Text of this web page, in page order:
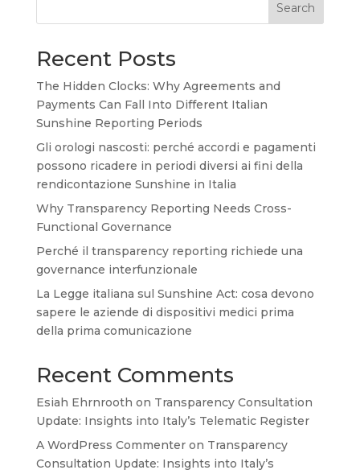
Search
Recent Posts
The Hidden Clocks: Why Agreements and
Payments Can Fall Into Different Italian
Sunshine Reporting Periods
Gli orologi nascosti: perché accordi e pagamenti
possono ricadere in periodi diversi ai fini della
rendicontazione Sunshine in Italia
Why Transparency Reporting Needs Cross-
Functional Governance
Perché il transparency reporting richiede una
governance interfunzionale
La Legge italiana sul Sunshine Act: cosa devono
sapere le aziende di dispositivi medici prima
della prima comunicazione
Recent Comments
Esiah Ehrnrooth on Transparency Consultation
Update: Insights into Italy’s Telematic Register
A WordPress Commenteron Transparency
Consultation Update: Insights into Italy’s